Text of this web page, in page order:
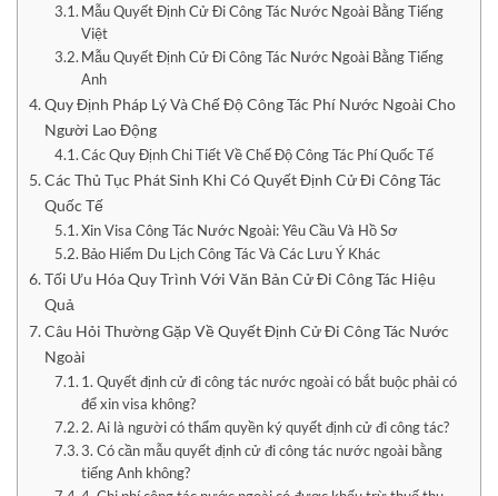
Mẫu Quyết Định Cử Đi Công Tác Nước Ngoài Bằng Tiếng
Việt
Mẫu Quyết Định Cử Đi Công Tác Nước Ngoài Bằng Tiếng
Anh
Quy Định Pháp Lý Và Chế Độ Công Tác Phí Nước Ngoài Cho
Người Lao Động
Các Quy Định Chi Tiết Về Chế Độ Công Tác Phí Quốc Tế
Các Thủ Tục Phát Sinh Khi Có Quyết Định Cử Đi Công Tác
Quốc Tế
Xin Visa Công Tác Nước Ngoài: Yêu Cầu Và Hồ Sơ
Bảo Hiểm Du Lịch Công Tác Và Các Lưu Ý Khác
Tối Ưu Hóa Quy Trình Với Văn Bản Cử Đi Công Tác Hiệu
Quả
Câu Hỏi Thường Gặp Về Quyết Định Cử Đi Công Tác Nước
Ngoài
1. Quyết định cử đi công tác nước ngoài có bắt buộc phải có
để xin visa không?
2. Ai là người có thẩm quyền ký quyết định cử đi công tác?
3. Có cần mẫu quyết định cử đi công tác nước ngoài bằng
tiếng Anh không?